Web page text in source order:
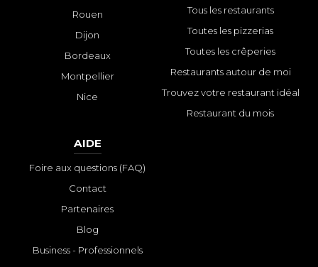
Rouen
Dijon
Bordeaux
Montpellier
Nice
Tous les restaurants
Toutes les pizzerias
Toutes les crêperies
Restaurants autour de moi
Trouvez votre restaurant idéal
Restaurant du mois
AIDE
Foire aux questions (FAQ)
Contact
Partenaires
Blog
Business - Professionnels